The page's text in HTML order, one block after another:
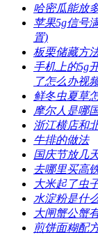
哈密瓜能放
苹果5g信号
置)
板栗储藏方
手机上的5g
了怎么办视
鲜冬虫夏草
摩尔人是哪
浙江横店和
​牛排的做法
国庆节放几
去哪里买高
大米起了虫
水淀粉是什
大闸蟹公蟹
煎饼面糊配